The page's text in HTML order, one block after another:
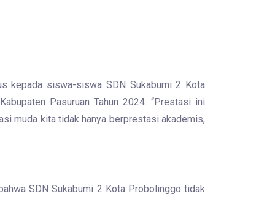
kepada siswa-siswa SDN Sukabumi 2 Kota
Pasuruan Tahun 2024. “Prestasi ini
muda kita tidak hanya berprestasi akademis,
SDN Sukabumi 2 Kota Probolinggo tidak